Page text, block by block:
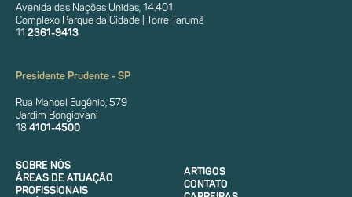
Avenida das Nações Unidas, 14.401
Complexo Parque da Cidade | Torre Tarumã
11 2361-9413
Presidente Prudente - SP
Rua Manoel Eugênio, 579
Jardim Bongiovani
18 4101-4500
SOBRE NÓS
ÁREAS DE ATUAÇÃO
PROFISSIONAIS
ARTIGOS
CONTATO